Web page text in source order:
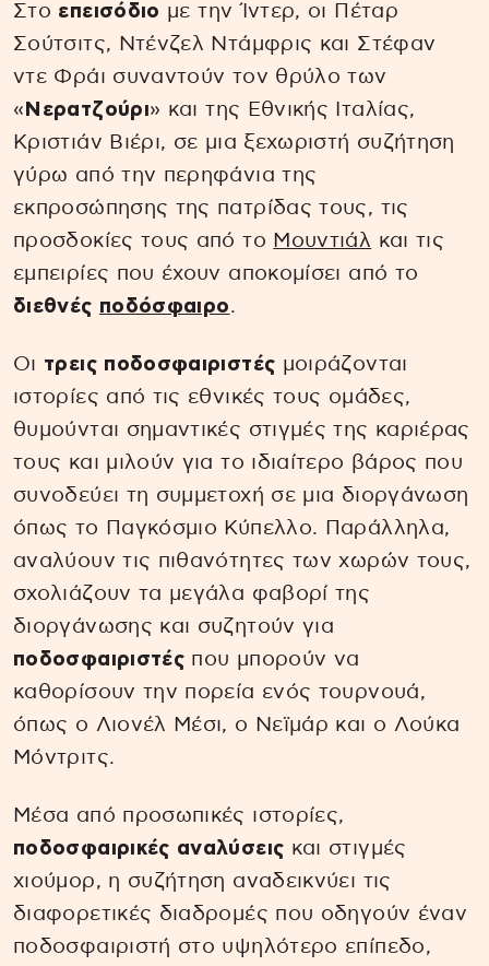
Στο επεισόδιο με την Ίντερ, οι Πέταρ
Σούτσιτς, Ντένζελ Ντάμφρις και Στέφαν
ντε Φράι συναντούν τον θρύλο των
« Νερατζούρι» και της Εθνικής Ιταλίας,
Κριστιάν Βιέρι, σε μια ξεχωριστή συζήτηση
γύρω από την περηφάνια της
εκπροσώπησης της πατρίδας τους, τις
προσδοκίες τους από το Μουντιάλ και τις
εμπειρίες που έχουν αποκομίσει από το
διεθνές ποδόσφαιρο.
Οι τρεις ποδοσφαιριστές μοιράζονται
ιστορίες από τις εθνικές τους ομάδες,
θυμούνται σημαντικές στιγμές της καριέρας
τους και μιλούν για το ιδιαίτερο βάρος που
συνοδεύει τη συμμετοχή σε μια διοργάνωση
όπως το Παγκόσμιο Κύπελλο. Παράλληλα,
αναλύουν τις πιθανότητες των χωρών τους,
σχολιάζουν τα μεγάλα φαβορί της
διοργάνωσης και συζητούν για
ποδοσφαιριστές που μπορούν να
καθορίσουν την πορεία ενός τουρνουά,
όπως ο Λιονέλ Μέσι, ο Νεϊμάρ και ο Λούκα
Μόντριτς.
Μέσα από προσωπικές ιστορίες,
ποδοσφαιρικές αναλύσεις και στιγμές
χιούμορ, η συζήτηση αναδεικνύει τις
διαφορετικές διαδρομές που οδηγούν έναν
ποδοσφαιριστή στο υψηλότερο επίπεδο,